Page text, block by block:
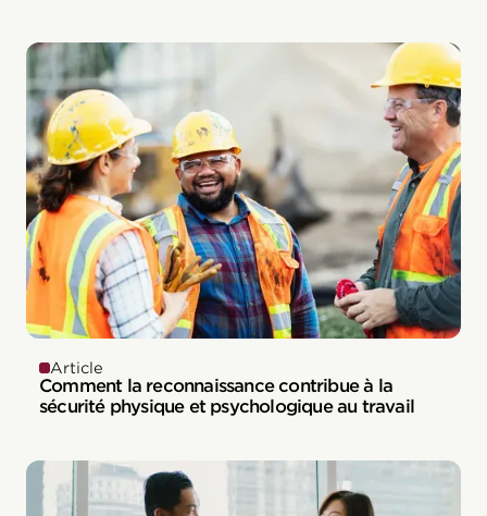
Article
Comment la reconnaissance contribue à la
sécurité physique et psychologique au travail